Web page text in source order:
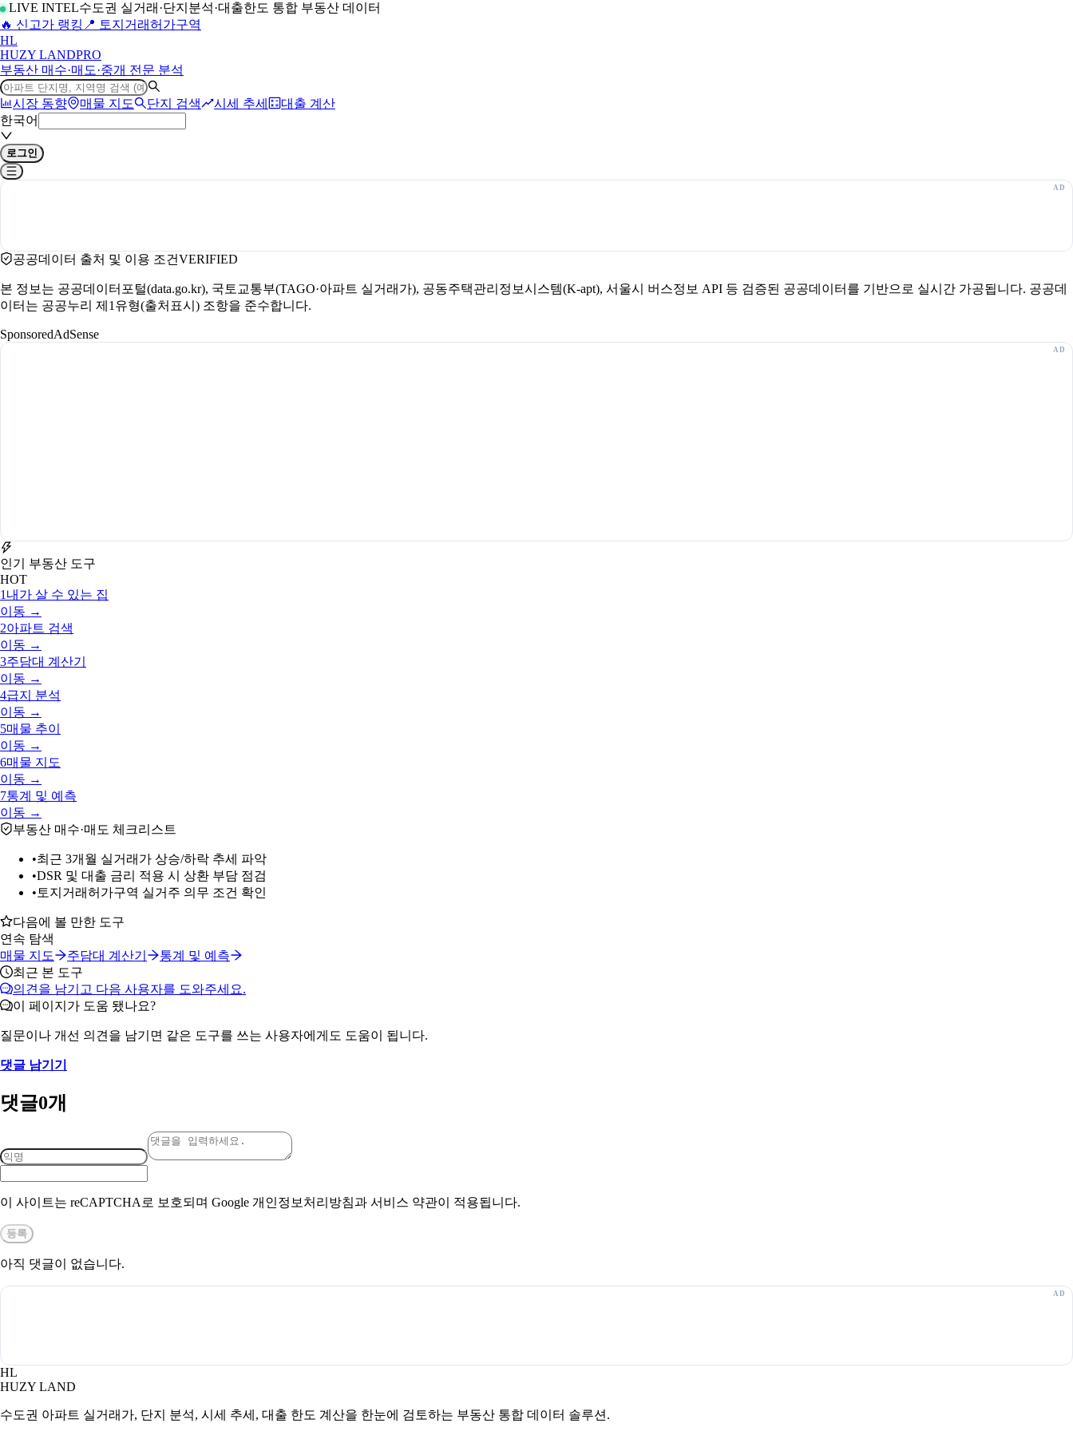
LIVE INTEL수도권 실거래·단지분석·대출한도 통합 부동산 데이터
🔥 신고가 랭킹 📍 토지거래허가구역
HL
HUZY LANDPRO
부동산 매수·매도·중개 전문 분석
시장 동향 매물 지도 단지 검색 시세 추세
대출 계산
한국어
로그인
공공데이터 출처 및 이용 조건VERIFIED
본 정보는 공공데이터포털(data.go.kr), 국토교통부(TAGO·아파트 실거래가), 공동주택관리정보시스템(K-apt), 서울시 버스정보 API 등 검증된 공공데이터를 기반으로 실시간 가공됩니다. 공공데
이터는 공공누리 제1유형(출처표시) 조항을 준수합니다.
SponsoredAdSense
인기 부동산 도구
HOT
1 내가 살 수 있는 집
이동 →
2아파트 검색
이동 →
3주담대 계산기
이동 →
4급지 분석
이동 →
5매물 추이
이동 →
6매물 지도
이동 →
7통계 및 예측
이동 →
부동산 매수·매도 체크리스트
•최근 3개월 실거래가 상승/하락 추세 파악
•DSR 및 대출 금리 적용 시 상환 부담 점검
• 토지거래허가구역 실거주 의무 조건 확인
다음에 볼 만한 도구
연속 탐색
매물 지도
주담대 계산기
통계 및 예측
최근 본 도구
의견을 남기고 다음 사용자를 도와주세요.
이 페이지가 도움 됐나요?
질문이나 개선 의견을 남기면 같은 도구를 쓰는 사용자에게도 도움이 됩니다.
댓글 남기기
댓글0개
이 사이트는 reCAPTCHA로 보호되며 Google 개인정보처리방침과 서비스 약관이 적용됩니다.
등록
아직 댓글이 없습니다.
HL
HUZY LAND
수도권 아파트 실거래가, 단지 분석, 시세 추세, 대출 한도 계산을 한눈에 검토하는 부동산 통합 데이터 솔루션.